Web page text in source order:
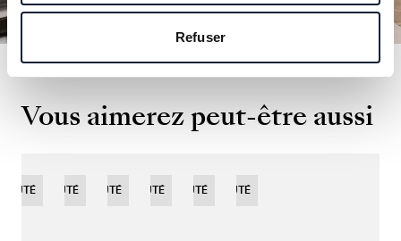
Refuser
Vous aimerez peut-être aussi
NOUVEAUTÉNOUVEAUTÉNOUVEAUTÉNOUVEAUTÉ
EDITION
NOUVEAUTÉ